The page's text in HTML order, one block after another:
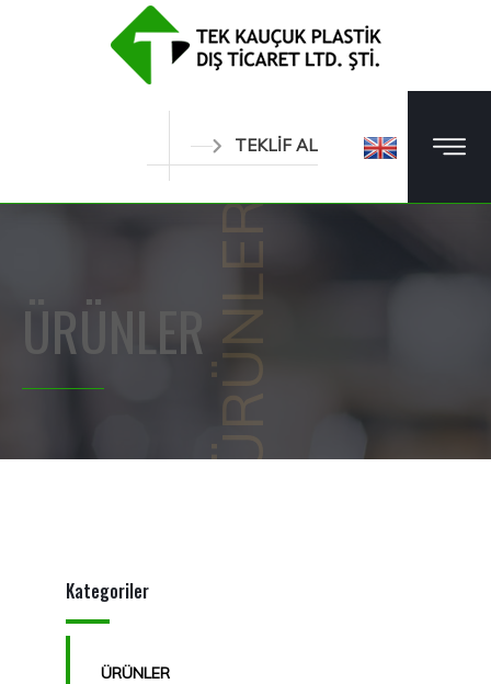
TEKLİF AL
ÜRÜNLER
ÜRÜNLER
Kategoriler
ÜRÜNLER